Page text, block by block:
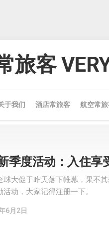
旅客
于我们 酒店常旅客 航空常
季度活动：入住享
球大促于昨天落下帷幕，果不
活动，大家记得注册一下。
6月2日